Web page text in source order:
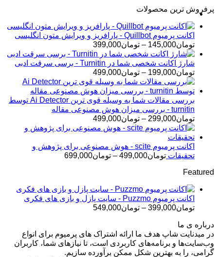
پرفروش ترین محصولات
اکانت پرمیوم Quillbot - پارافریز و ویرایش متون انگلیسی
تومان145,000
– تومان399,000محدوده
قیمت:
تومان145,000
تا
تومان399,000
شارژ اکانت شخصی شما در Turnitin - برسی سرقت ادبی
تومان199,000
– تومان499,000محدوده
قیمت:
تومان199,000
تا
تومان499,000
بررسی مقالات شما به وسیله قوی ترین Ai Detector توسط
turnitin - بررسی میزان هوش مصنوعی مقاله
تومان299,000
– تومان499,000محدوده
قیمت:
تا
تومان499,000
اکانت پرمیوم scite - هوش مصنوعی برای پژوهش و
تحقیقات تومان499,000
– تومان699,000محدوده
تومان699,000
Featured
اکانت پرمیوم Puzzmo - سایت پازل و بازی های فکری
تومان399,000
– تومان549,000
تا
تومان549,000
درباره ی ما
در میدنایت شاپ هدف ما ارائه اشتراک های پرمیوم برای انواع
وب‌سایت‌ها و برنامه‌های کاربردی است، تا نیازهای شما، کاربران
گرامی، را به بهترین شکل ممکن برآورده سازیم.